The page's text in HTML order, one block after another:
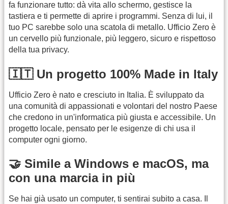
fa funzionare tutto: dà vita allo schermo, gestisce la
tastiera e ti permette di aprire i programmi. Senza di lui, il
tuo PC sarebbe solo una scatola di metallo. Ufficio Zero è
un cervello più funzionale, più leggero, sicuro e rispettoso
della tua privacy.
🇮🇹 Un progetto 100% Made in Italy
Ufficio Zero è nato e cresciuto in Italia. È sviluppato da
una comunità di appassionati e volontari del nostro Paese
che credono in un'informatica più giusta e accessibile. Un
progetto locale, pensato per le esigenze di chi usa il
computer ogni giorno.
🤝 Simile a Windows e macOS, ma
con una marcia in più
Se hai già usato un computer, ti sentirai subito a casa. Il